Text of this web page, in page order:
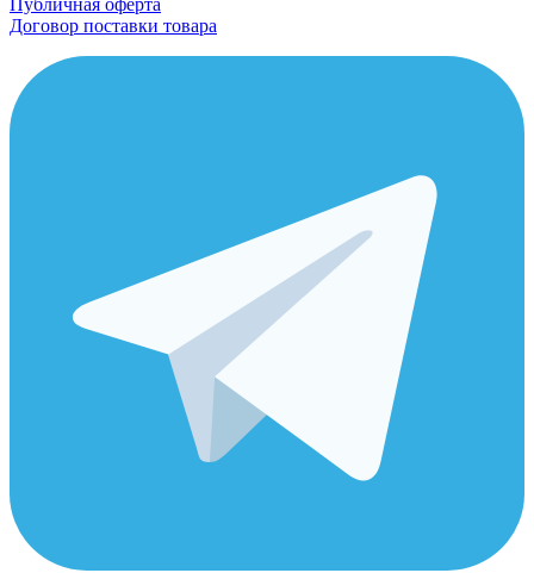
Публичная оферта
Договор поставки товара